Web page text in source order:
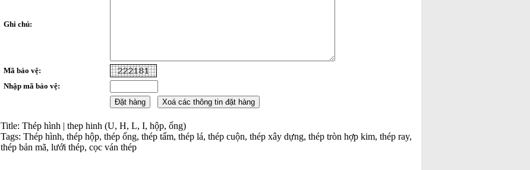
Ghi chú:
Mã bảo vệ:
Nhập mã bảo vệ:
Title: Thép hình | thep hinh (U, H, L, I, hộp, ống)
Tags: Thép hình, thép hộp, thép ống, thép tấm, thép lá, thép cuộn, thép xây dựng, thép tròn hợp kim, thép ray,
thép bản mã, lưới thép, cọc ván thép